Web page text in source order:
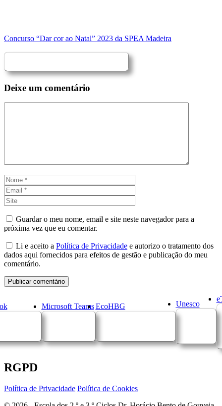
Concurso “Dar cor ao Natal” 2023 da SPEA Madeira
Deixe um comentário
Nome
Guardar o meu nome, email e site neste navegador para a
próxima vez que eu comentar.
Li e aceito a Política de Privacidade e autorizo o tratamento dos
dados aqui fornecidos para efeitos de gestão e publicação do meu
comentário.
Microsoft Teams EcoHBG Unesco
RGPD
Política de Privacidade Política de Cookies